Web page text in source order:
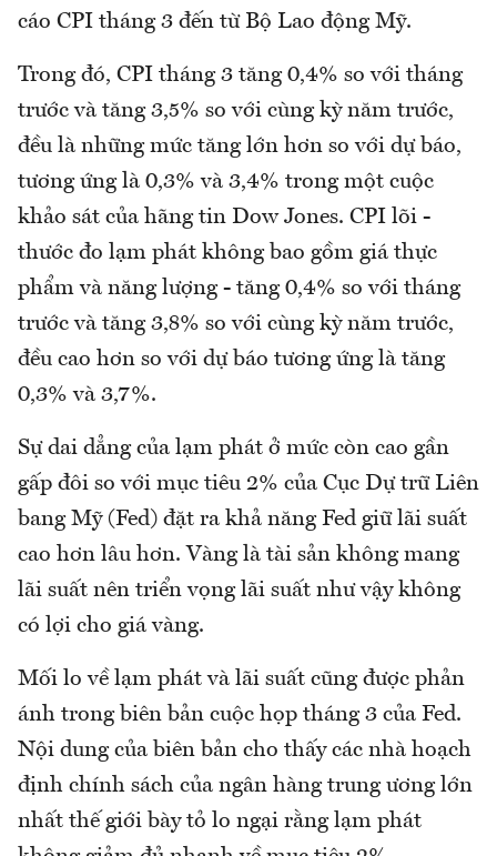
cáo CPI tháng 3 đến từ Bộ Lao động Mỹ.
Trong đó, CPI tháng 3 tăng 0,4% so với tháng
trước và tăng 3,5% so với cùng kỳ năm trước,
đều là những mức tăng lớn hơn so với dự báo,
tương ứng là 0,3% và 3,4% trong một cuộc
khảo sát của hãng tin Dow Jones. CPI lõi -
thước đo lạm phát không bao gồm giá thực
phẩm và năng lượng - tăng 0,4% so với tháng
trước và tăng 3,8% so với cùng kỳ năm trước,
đều cao hơn so với dự báo tương ứng là tăng
0,3% và 3,7%.
Sự dai dẳng của lạm phát ở mức còn cao gần
gấp đôi so với mục tiêu 2% của Cục Dự trữ Liên
bang Mỹ (Fed) đặt ra khả năng Fed giữ lãi suất
cao hơn lâu hơn. Vàng là tài sản không mang
lãi suất nên triển vọng lãi suất như vậy không
có lợi cho giá vàng.
Mối lo về lạm phát và lãi suất cũng được phản
ánh trong biên bản cuộc họp tháng 3 của Fed.
Nội dung của biên bản cho thấy các nhà hoạch
định chính sách của ngân hàng trung ương lớn
nhất thế giới bày tỏ lo ngại rằng lạm phát